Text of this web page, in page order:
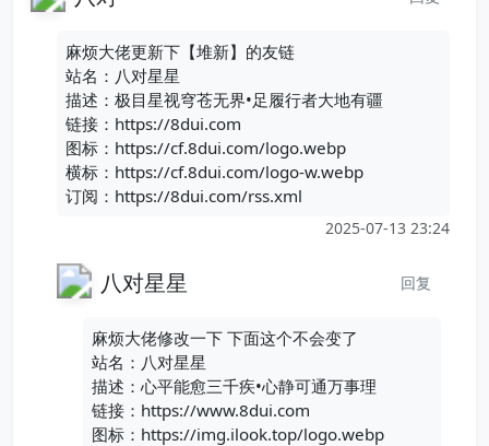
麻烦大佬更新下【堆新】的友链
站名：八对星星
描述：极目星视穹苍无界•足履行者大地有疆
链接：https://8dui.com
图标：https://cf.8dui.com/logo.webp
横标：https://cf.8dui.com/logo-w.webp
订阅：https://8dui.com/rss.xml
2025-07-13 23:24
八对星星 回复
麻烦大佬修改一下 下面这个不会变了
站名：八对星星
描述：心平能愈三千疾•心静可通万事理
链接：https://www.8dui.com
图标：https://img.ilook.top/logo.webp